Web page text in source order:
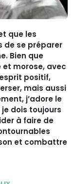
que les
de se préparer
Bien que
et morose, avec
positif,
mais aussi
j’adore le
dois toujours
à faire de
et combattre